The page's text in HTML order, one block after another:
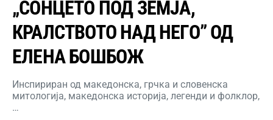
„СОНЦЕТО ПОД ЗЕМЈА,
КРАЛСТВОТО НАД НЕГО” ОД
ЕЛЕНА БОШБОЖ
Инспириран од македонска, грчка и словенска
митологија, македонска историја, легенди и фолклор,
…